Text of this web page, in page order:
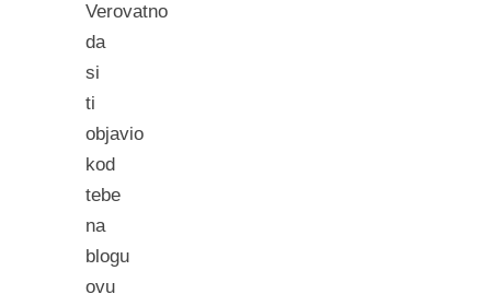
Verovatno
da
si
ti
objavio
kod
tebe
na
blogu
ovu